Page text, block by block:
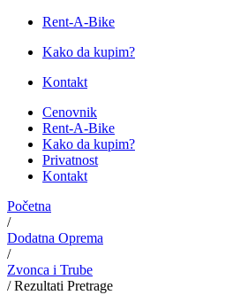
Rent-A-Bike
Kako da kupim?
Kontakt
Cenovnik
Rent-A-Bike
Kako da kupim?
Privatnost
Kontakt
Početna
/
Dodatna Oprema
/
Zvonca i Trube
/Rezultati Pretrage